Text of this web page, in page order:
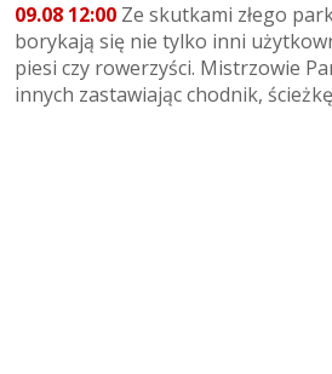
09.08 12:00 Ze skutkami złego
borykają się nie tylko inni
piesi czy rowerzyści. Mistrzowie
innych zastawiając chodnik,